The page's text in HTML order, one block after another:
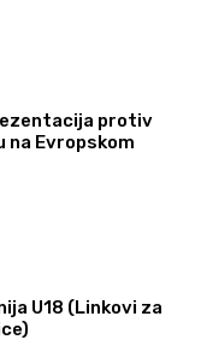
protiv
na Evropskom
U18 (Linkovi za